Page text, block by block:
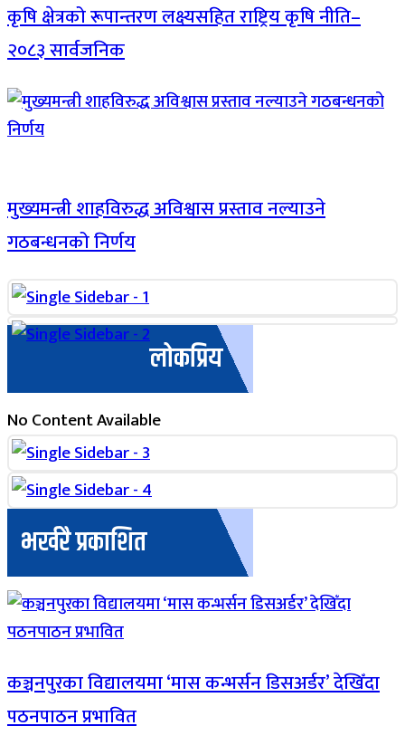
कृषि क्षेत्रको रूपान्तरण लक्ष्यसहित राष्ट्रिय कृषि नीति–
२०८३ सार्वजनिक
मुख्यमन्त्री शाहविरुद्ध अविश्वास प्रस्ताव नल्याउने
गठबन्धनको निर्णय
लोकप्रिय
No Content Available
भर्खरै प्रकाशित
कञ्चनपुरका विद्यालयमा ‘मास कन्भर्सन डिसअर्डर’ देखिँदा
पठनपाठन प्रभावित